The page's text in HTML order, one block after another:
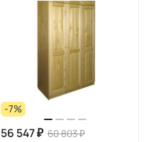
-7%
56 547 ₽ 60 803 ₽